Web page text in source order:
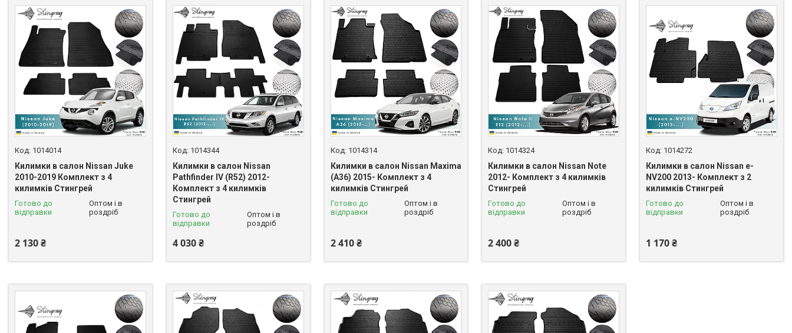
1014014
Килимки в салон Nissan Juke
2010-2019 Комплект з 4
килимків Стингрей
Готово до
відправки
Оптом і в
роздріб
2 130 ₴
1014344
Килимки в салон Nissan
Pathfinder IV (R52) 2012-
Комплект з 4 килимків
Стингрей
Готово до
відправки
Оптом і в
роздріб
4 030 ₴
1014314
Килимки в салон Nissan Maxima
(A36) 2015- Комплект з 4
килимків Стингрей
Готово до
відправки
Оптом і в
роздріб
2 410 ₴
1014324
Килимки в салон Nissan Note
2012- Комплект з 4 килимків
Стингрей
Готово до
відправки
Оптом і в
роздріб
2 400 ₴
1014272
Килимки в салон Nissan e-
NV200 2013- Комплект з 2
килимків Стингрей
Готово до
відправки
Оптом і в
роздріб
1 170 ₴